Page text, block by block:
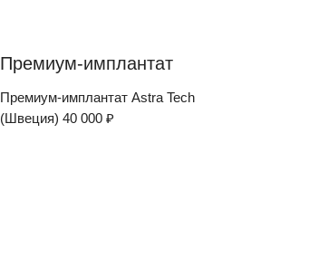
Премиум-имплантат
Премиум-имплантат Astra Tech
(Швеция) 40 000 ₽